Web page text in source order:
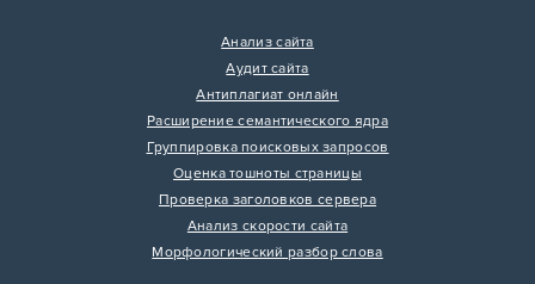
Анализ сайта
Аудит сайта
Антиплагиат онлайн
Расширение семантического ядра
Группировка поисковых запросов
Оценка тошноты страницы
Проверка заголовков сервера
Анализ скорости сайта
Морфологический разбор слова